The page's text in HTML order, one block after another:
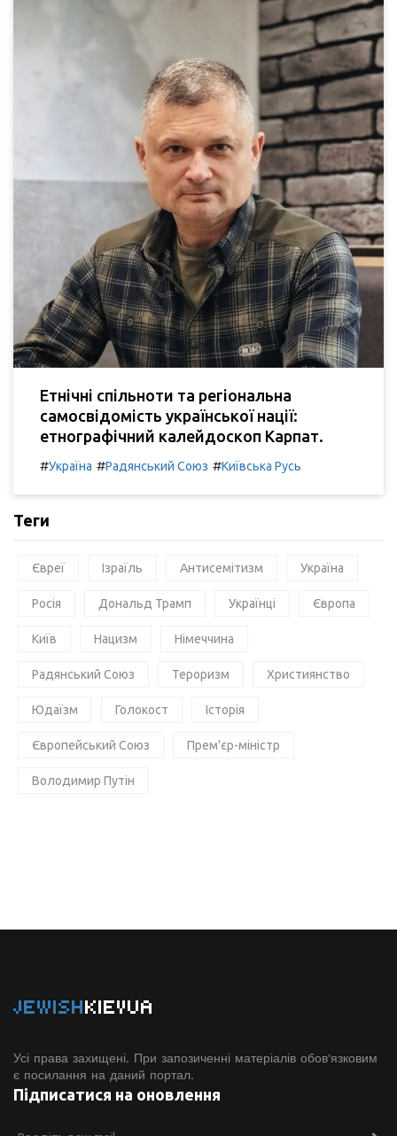
Етнічні спільноти та регіональна
самосвідомість української нації:
етнографічний калейдоскоп Карпат.
#Україна #Радянський Союз #Київська Русь
Теги
Євреї Ізраїль Антисемітизм Україна
Росія Дональд Трамп Українці Європа
Київ Нацизм Німеччина
Радянський Союз Тероризм Християнство
Юдаїзм Голокост Історія
Європейський Союз Прем'єр-міністр
Володимир Путін
JEWISHKIEVUA
Усі права захищені. При запозиченні матеріалів обов'язковим
є посилання на даний портал.
Підписатися на оновлення